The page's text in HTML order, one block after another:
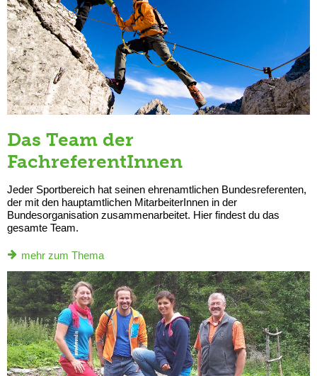
Das Team der
FachreferentInnen
Jeder Sportbereich hat seinen ehrenamtlichen Bundesreferenten,
der mit den hauptamtlichen MitarbeiterInnen in der
Bundesorganisation zusammenarbeitet. Hier findest du das
gesamte Team.
mehr zum Thema